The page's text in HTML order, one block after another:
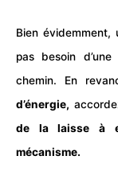
Bien évidemment,
pas besoin
chemin. En
d’énergie,
de la laisse à
mécanisme.